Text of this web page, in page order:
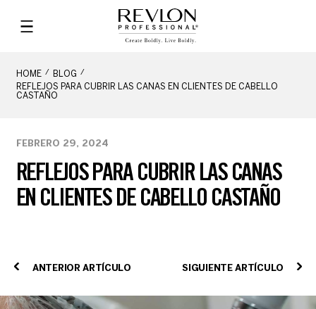
HOME
BLOG
REFLEJOS PARA CUBRIR LAS CANAS EN CLIENTES DE CABELLO
CASTAÑO
REFLEJOS PARA CUBRIR LAS CANAS
EN CLIENTES DE CABELLO CASTAÑO
FEBRERO 29, 2024
ANTERIOR ARTÍCULO SIGUIENTE ARTÍCULO